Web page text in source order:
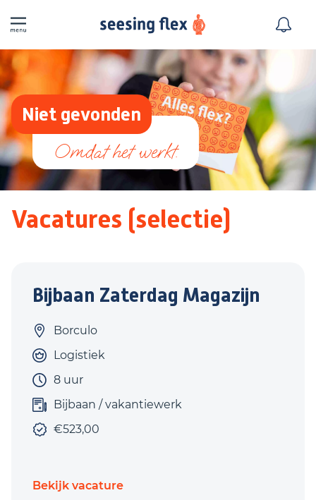
Niet gevonden
Vacatures (selectie)
Bijbaan Zaterdag Magazijn
Borculo
Logistiek
8 uur
Bijbaan / vakantiewerk
€523,00
Bekijk vacature